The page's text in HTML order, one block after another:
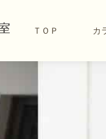
ＴＯＰ カ